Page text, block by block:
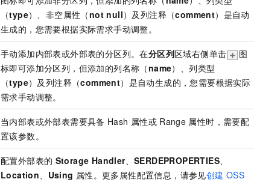
（type）、非空属性（not null）及列注释（comment）是自动
生成的，您需要根据实际需求手动调整。
手动添加内部表或外部表的分区列。在分区列区域右侧单击
图
标即可添加分区列，但添加的列名称（name）、列类型
（type）及列注释（comment）是自动生成的，您需要根据实际
需求手动调整。
当内部表或外部表需要具备 Hash 属性或 Range 属性时，需要配
置该参数。
配置外部表的 Storage Handler、 SERDEPROPERTIES、
Location、 Using 属性。更多属性配置信息，请参见创建 OSS